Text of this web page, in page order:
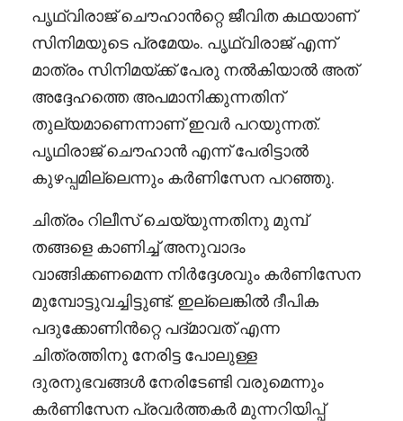
പൃഥ്വിരാജ് ചൌഹാൻറ്റെ ജീവിത കഥയാണ്
സിനിമയുടെ പ്രമേയം. പൃഥ്വിരാജ് എന്ന്
മാത്രം സിനിമയ്ക്ക് പേരു നൽകിയാൽ അത്
അദ്ദേഹത്തെ അപമാനിക്കുന്നതിന്
തുല്യമാണെന്നാണ് ഇവർ പറയുന്നത്.
പൃഥിരാജ് ചൌഹാൻ എന്ന് പേരിട്ടാൽ
കുഴപ്പമില്ലെന്നും കർണിസേന പറഞ്ഞു.
ചിത്രം റിലീസ് ചെയ്യുന്നതിനു മുമ്പ്
തങ്ങളെ കാണിച്ച് അനുവാദം
വാങ്ങിക്കണമെന്ന നിർദ്ദേശവും കർണിസേന
മുമ്പോട്ടുവച്ചിട്ടുണ്ട്. ഇല്ലെങ്കിൽ ദീപിക
പദുക്കോണിൻറ്റെ പദ്മാവത് എന്ന
ചിത്രത്തിനു നേരിട്ട പോലുള്ള
ദുരനുഭവങ്ങൾ നേരിടേണ്ടി വരുമെന്നും
കർണിസേന പ്രവർത്തകർ മുന്നറിയിപ്പ്